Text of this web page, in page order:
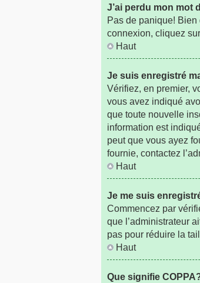
J’ai perdu mon mot
Pas de panique!
connexion, cliquez sur
Haut
Je suis enregistré
Vérifiez, en premier,
vous avez indiqué
que toute nouvelle
information est
peut que vous ayez
fournie, contactez
Haut
Je me suis
Commencez par
que l’administrateur
pas pour réduire la
Haut
Que signifie